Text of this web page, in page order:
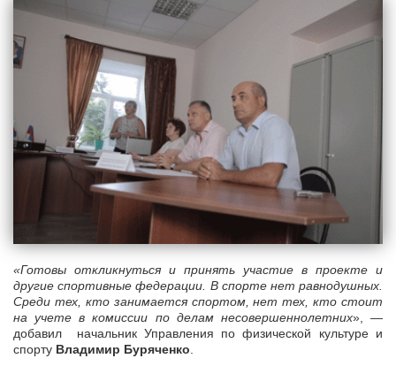
«Готовы откликнуться и принять участие в проекте и
другие спортивные федерации. В спорте нет равнодушных.
Среди тех, кто занимается спортом, нет тех, кто стоит
на учете в комиссии по делам несовершеннолетних», —
добавил начальник Управления по физической культуре и
спорту Владимир Буряченко